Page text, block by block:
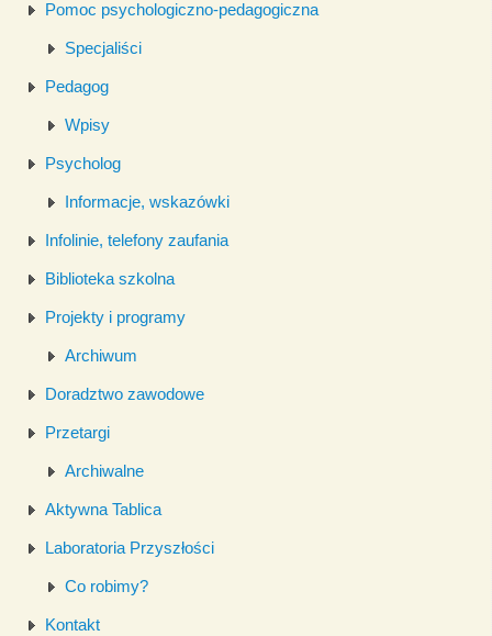
Pomoc psychologiczno-pedagogiczna
Specjaliści
Pedagog
Wpisy
Psycholog
Informacje, wskazówki
Infolinie, telefony zaufania
Biblioteka szkolna
Projekty i programy
Archiwum
Doradztwo zawodowe
Przetargi
Archiwalne
Aktywna Tablica
Laboratoria Przyszłości
Co robimy?
Kontakt